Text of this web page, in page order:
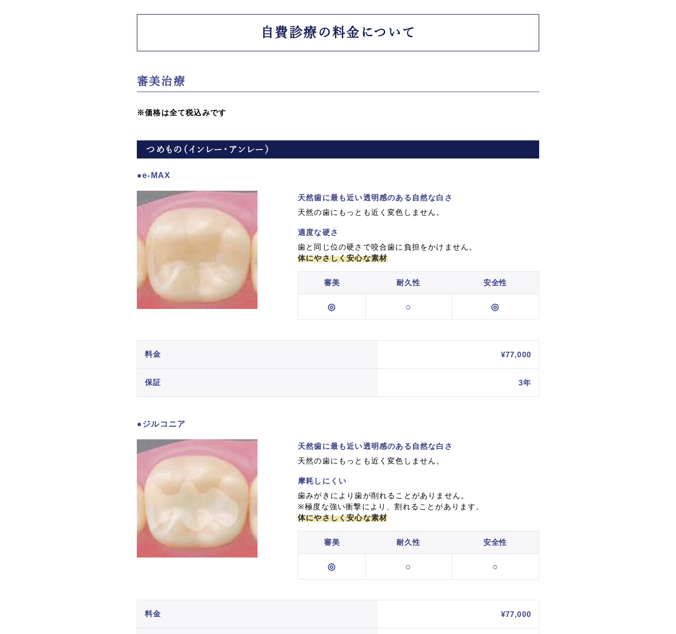
自費診療の料金について
審美治療
※価格は全て税込みです
つめもの（インレー・アンレー）
e-MAX
天然歯に最も近い透明感のある自然な白さ
天然の歯にもっとも近く変色しません。
適度な硬さ
歯と同じ位の硬さで咬合歯に負担をかけません。
体にやさしく安心な素材
審美 耐久性 安全性
◎ ○ ◎
料金 ¥77,000
保証 3年
ジルコニア
天然歯に最も近い透明感のある自然な白さ
天然の歯にもっとも近く変色しません。
摩耗しにくい
歯みがきにより歯が削れることがありません。
※極度な強い衝撃により、割れることがあります。
体にやさしく安心な素材
審美 耐久性 安全性
◎ ○ ○
料金 ¥77,000